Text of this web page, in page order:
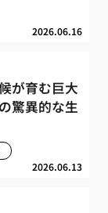
2026.06.16
が育む巨大
驚異的な生
2026.06.13